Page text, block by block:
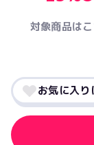
対象商品は
お気に入り